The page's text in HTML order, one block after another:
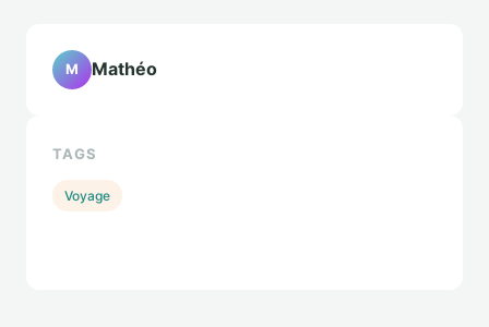
M Mathéo
TAGS
Voyage